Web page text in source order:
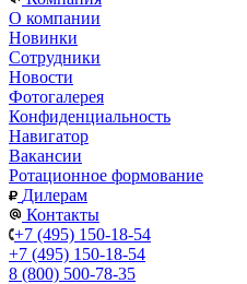
О компании
Новинки
Сотрудники
Новости
Фотогалерея
Конфиденциальность
Навигатор
Вакансии
Ротационное формование
Дилерам
Контакты
+7 (495) 150-18-54
+7 (495) 150-18-54
8 (800) 500-78-35